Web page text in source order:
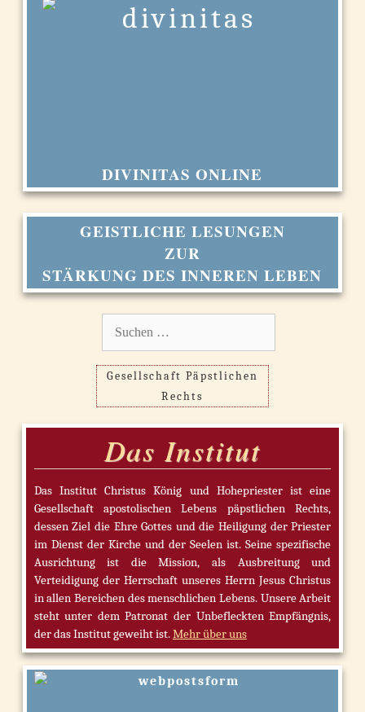
DIVINITAS ONLINE
GEISTLICHE LESUNGEN
ZUR
STÄRKUNG DES INNEREN LEBEN
Gesellschaft Päpstlichen
Rechts
Das Institut
Das Institut Christus König und Hohepriester ist eine
Gesellschaft apostolischen Lebens päpstlichen Rechts,
dessen Ziel die Ehre Gottes und die Heiligung der Priester
im Dienst der Kirche und der Seelen ist. Seine spezifische
Ausrichtung ist die Mission, als Ausbreitung und
Verteidigung der Herrschaft unseres Herrn Jesus Christus
in allen Bereichen des menschlichen Lebens. Unsere Arbeit
steht unter dem Patronat der Unbefleckten Empfängnis,
der das Institut geweiht ist.Mehr über uns